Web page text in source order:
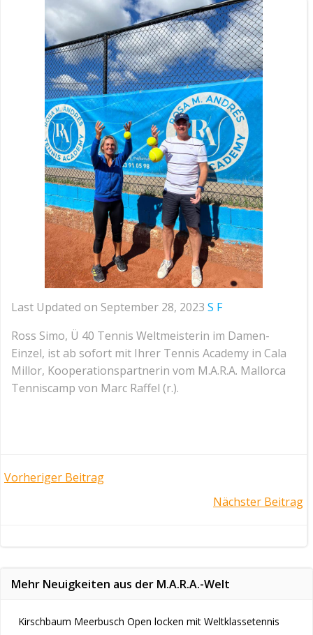
Last Updated on September 28, 2023 S F
Ross Simo, Ü 40 Tennis Weltmeisterin im Damen-
Einzel, ist ab sofort mit Ihrer Tennis Academy in Cala
Millor, Kooperationspartnerin vom M.A.R.A. Mallorca
Tenniscamp von Marc Raffel (r.).
Post
Vorheriger Beitrag
Nächster Beitrag
Mehr Neuigkeiten aus der M.A.R.A.-Welt
Kirschbaum Meerbusch Open locken mit Weltklassetennis